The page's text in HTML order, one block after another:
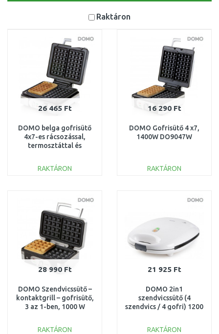
Raktáron
26 465 Ft
DOMO belga gofrisütő
4x7-es rácsozással,
termosztáttal és
DO9149W
RAKTÁRON
Összehasonlítás
16 290 Ft
DOMO Gofrisütő 4 x7,
1400W DO9047W
RAKTÁRON
Összehasonlítás
28 990 Ft
DOMO Szendvicssütő –
kontaktgrill – gofrisütő,
3 az 1-ben, 1000 W
DO9136C
RAKTÁRON
21 925 Ft
DOMO 2in1
szendvicssütő (4
szendvics / 4 gofri) 1200
RAKTÁRON